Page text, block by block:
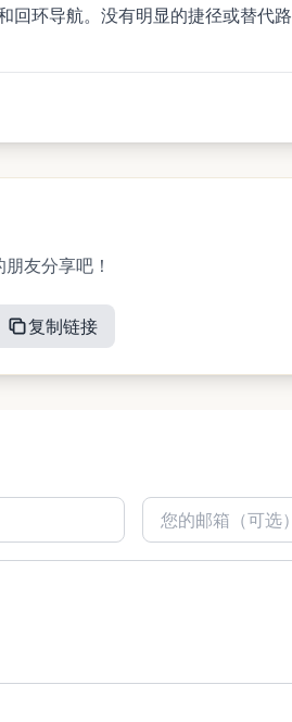
回环导航。没有明显的捷径或替代路
友分享吧！
复制链接